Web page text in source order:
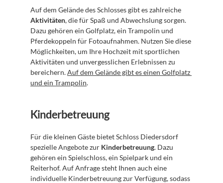
Aktivitäten, die für Spaß und Abwechslung sorgen.
Dazu gehören ein Golfplatz, ein Trampolin und
Pferdekoppeln für Fotoaufnahmen. Nutzen Sie diese
Möglichkeiten, um Ihre Hochzeit mit sportlichen
Aktivitäten und unvergesslichen Erlebnissen zu
bereichern. Auf dem Gelände gibt es einen Golfplatz
und ein Trampolin.
Kinderbetreuung
Für die kleinen Gäste bietet Schloss Diedersdorf
spezielle Angebote zur Kinderbetreuung. Dazu
gehören ein Spielschloss, ein Spielpark und ein
Reiterhof. Auf Anfrage steht Ihnen auch eine
individuelle Kinderbetreuung zur Verfügung, sodass